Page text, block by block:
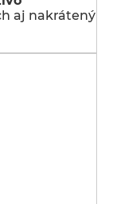
aj nakrátený